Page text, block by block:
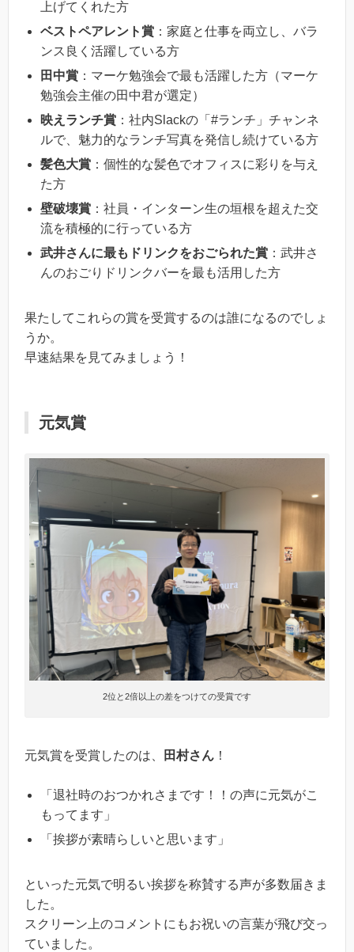
上げてくれた方
ベストペアレント賞 ：家庭と仕事を両立し、バラ
ンス良く活躍している方
田中賞 ：マーケ勉強会で最も活躍した方（マーケ
勉強会主催の田中君が選定）
映えランチ賞 ：社内Slackの「#ランチ」チャンネ
ルで、魅力的なランチ写真を発信し続けている方
髪色大賞 ：個性的な髪色でオフィスに彩りを与え
た方
壁破壊賞 ：社員・インターン生の垣根を超えた交
流を積極的に行っている方
武井さんに最もドリンクをおごられた賞 ：武井さ
んのおごりドリンクバーを最も活用した方
果たしてこれらの賞を受賞するのは誰になるのでしょ
うか。
早速結果を見てみましょう！
元気賞
2位と2倍以上の差をつけての受賞です
元気賞を受賞したのは、 田村さん ！
「退社時のおつかれさまです！！の声に元気がこ
もってます」
「挨拶が素晴らしいと思います」
といった元気で明るい挨拶を称賛する声が多数届きま
した。
スクリーン上のコメントにもお祝いの言葉が飛び交っ
ていました。